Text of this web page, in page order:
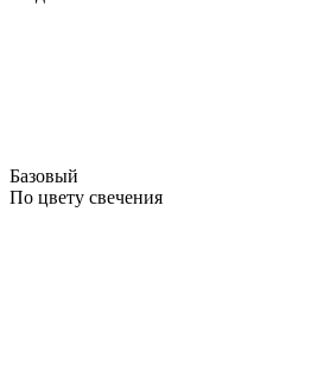
Базовый
По цвету свечения